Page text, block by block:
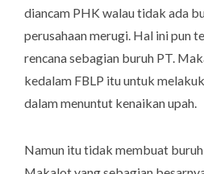
diancam PHK walau tidak ada
perusahaan merugi. Hal ini pun
rencana sebagian buruh PT.
kedalam FBLP itu untuk
dalam menuntut kenaikan upah.
Namun itu tidak membuat buruh